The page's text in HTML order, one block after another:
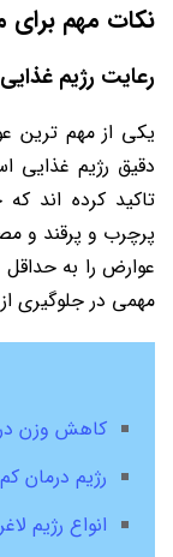
نکات مهم
رعایت رژیم
یکی از مهم ترین
دقیق رژیم غذایی
تاکید کرده اند
پرچرب و پرقند و
عوارض را به
مهمی در جلوگیری
کاهش وزن
رژیم درمان
انواع رژیم